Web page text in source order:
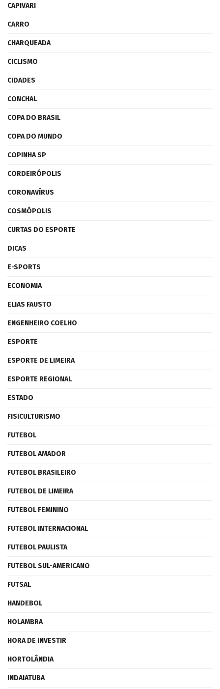
CAPIVARI
CARRO
CHARQUEADA
CICLISMO
CIDADES
CONCHAL
COPA DO BRASIL
COPA DO MUNDO
COPINHA SP
CORDEIRÓPOLIS
CORONAVÍRUS
COSMÓPOLIS
CURTAS DO ESPORTE
DICAS
E-SPORTS
ECONOMIA
ELIAS FAUSTO
ENGENHEIRO COELHO
ESPORTE
ESPORTE DE LIMEIRA
ESPORTE REGIONAL
ESTADO
FISICULTURISMO
FUTEBOL
FUTEBOL AMADOR
FUTEBOL BRASILEIRO
FUTEBOL DE LIMEIRA
FUTEBOL FEMININO
FUTEBOL INTERNACIONAL
FUTEBOL PAULISTA
FUTEBOL SUL-AMERICANO
FUTSAL
HANDEBOL
HOLAMBRA
HORA DE INVESTIR
HORTOLÂNDIA
INDAIATUBA